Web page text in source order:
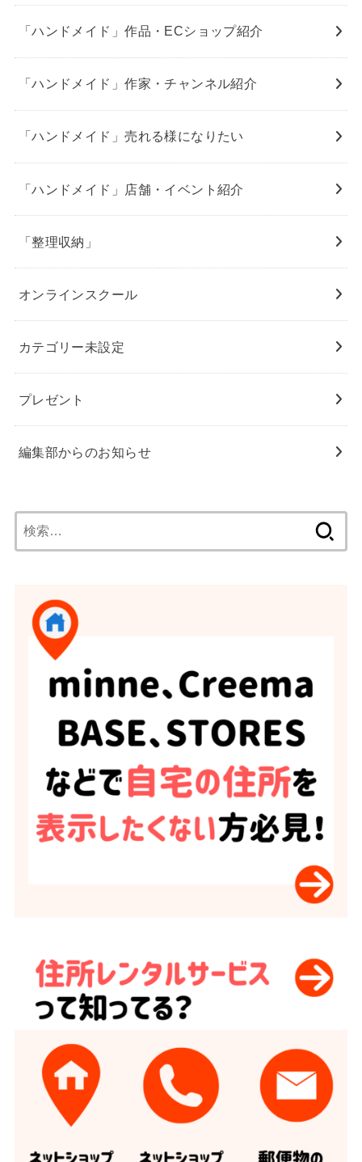
「ハンドメイド」作品・ECショップ紹介
「ハンドメイド」作家・チャンネル紹介
「ハンドメイド」売れる様になりたい
「ハンドメイド」店舗・イベント紹介
「整理収納」
オンラインスクール
カテゴリー未設定
プレゼント
編集部からのお知らせ
索: